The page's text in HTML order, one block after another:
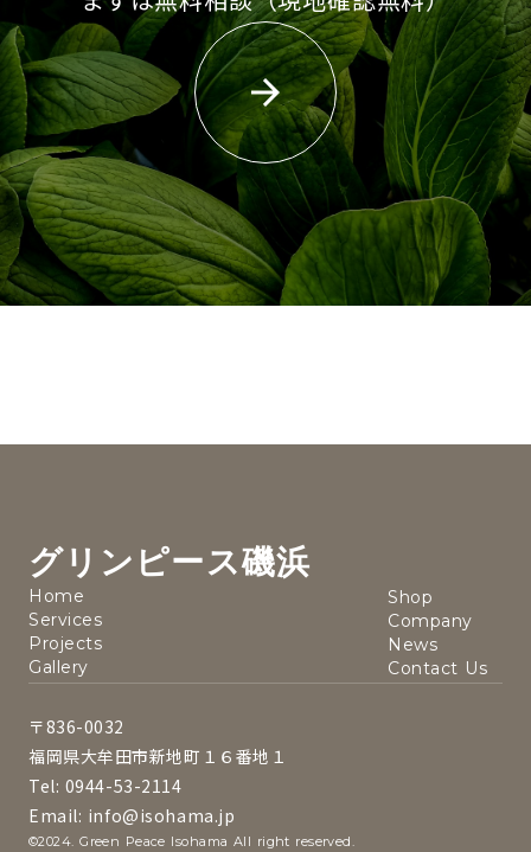
arrow_forward
グリンピース磯浜
Home
Services
Projects
Gallery
Shop
Company
News
Contact Us
〒836-0032
福岡県大牟田市新地町１６番地１
Tel: 0944-53-2114
Email: info@isohama.jp
©2024. Green Peace Isohama All right reserved.